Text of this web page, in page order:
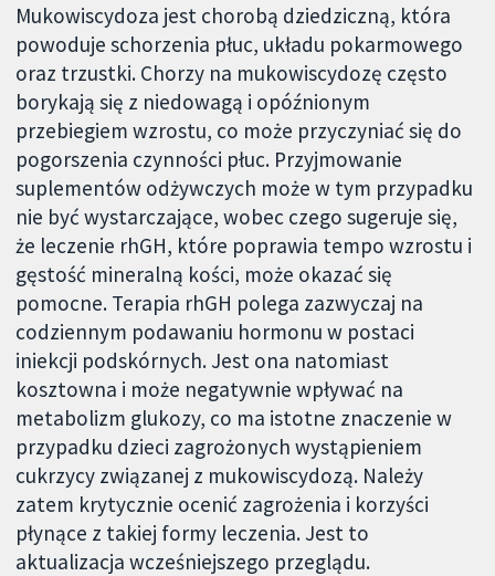
Mukowiscydoza jest chorobą dziedziczną, która
powoduje schorzenia płuc, układu pokarmowego
oraz trzustki. Chorzy na mukowiscydozę często
borykają się z niedowagą i opóźnionym
przebiegiem wzrostu, co może przyczyniać się do
pogorszenia czynności płuc. Przyjmowanie
suplementów odżywczych może w tym przypadku
nie być wystarczające, wobec czego sugeruje się,
że leczenie rhGH, które poprawia tempo wzrostu i
gęstość mineralną kości, może okazać się
pomocne. Terapia rhGH polega zazwyczaj na
codziennym podawaniu hormonu w postaci
iniekcji podskórnych. Jest ona natomiast
kosztowna i może negatywnie wpływać na
metabolizm glukozy, co ma istotne znaczenie w
przypadku dzieci zagrożonych wystąpieniem
cukrzycy związanej z mukowiscydozą. Należy
zatem krytycznie ocenić zagrożenia i korzyści
płynące z takiej formy leczenia. Jest to
aktualizacja wcześniejszego przeglądu.